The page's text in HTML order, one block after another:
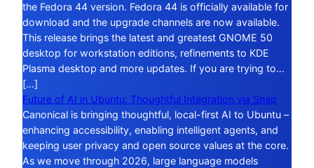
the Fedora 44 version. Fedora 44 is officially available for
download and the upgrade channels are now available.
This release brings the latest and greatest GNOME 50
desktop for workstation editions, refinements to KDE
Plasma desktop and more updates. If you are trying to…
[…]
Future of AI in Ubuntu: Thoughtful Integration via Snap
Canonical is bringing thoughtful, local-first AI to Ubuntu –
enhancing accessibility, enabling intelligent agents, and
keeping user privacy and open source values at the core.
As we move through 2026, large language models